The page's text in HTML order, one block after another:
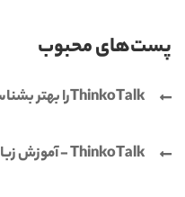
پست‌های محبوب
ThinkoTalkرا بهتر بشناسیم
ThinkoTalk - آموزش زبان انگلیسی با هوش مصنوعی